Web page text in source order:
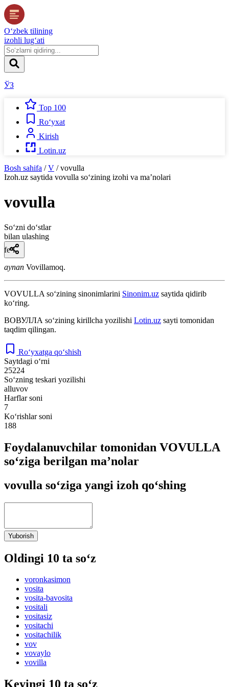
O‘zbek tilining
izohli lug‘ati
ЎЗ
Top 100
Ro‘yxat
Kirish
Lotin.uz
Bosh sahifa / V / vovulla
Izoh.uz saytida vovulla so‘zining izohi va ma’nolari
vovulla
So‘zni do‘stlar
bilan ulashing
fe’l
aynan Vovillamoq.
VOVULLA so‘zining sinonimlarini Sinonim.uz saytida qidirib
ko‘ring.
ВОВУЛЛА so‘zining kirillcha yozilishi Lotin.uz sayti tomonidan
taqdim qilingan.
Ro‘yxatga qo‘shish
Saytdagi o‘rni
25224
So‘zning teskari yozilishi
alluvov
Harflar soni
7
Ko‘rishlar soni
188
Foydalanuvchilar tomonidan VOVULLA
so‘ziga berilgan ma’nolar
vovulla so‘ziga yangi izoh qo‘shing
Yuborish
Oldingi 10 ta so‘z
voronkasimon
vosita
vosita-bavosita
vositali
vositasiz
vositachi
vositachilik
vov
vovaylo
vovilla
Keyingi 10 ta so‘z